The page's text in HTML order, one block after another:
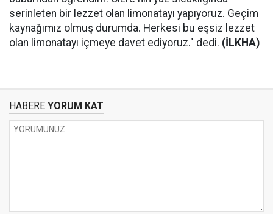
serinleten bir lezzet olan limonatayı yapıyoruz. Geçim
kaynağımız olmuş durumda. Herkesi bu eşsiz lezzet
olan limonatayı içmeye davet ediyoruz." dedi. (İLKHA)
HABERE YORUM KAT